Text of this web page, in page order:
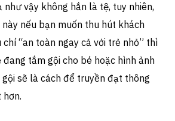
như vậy không hắn là tệ, tuy nhiên,
nếu bạn muốn thu hút khách
“an toàn ngay cả với trẻ nhỏ” thì
đang tắm gội cho bé hoặc hình ảnh
gội sẽ là cách để truyền đạt thông